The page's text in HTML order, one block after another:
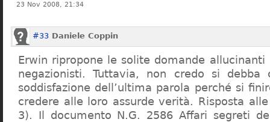
23 Nov 2008, 21:34
#33 Daniele Coppin
Erwin ripropone le solite domande
negazionisti. Tuttavia, non credo si debba
soddisfazione dell’ultima parola perché si
credere alle loro assurde verità. Risposta
3). Il documento N.G. 2586 Affari segreti